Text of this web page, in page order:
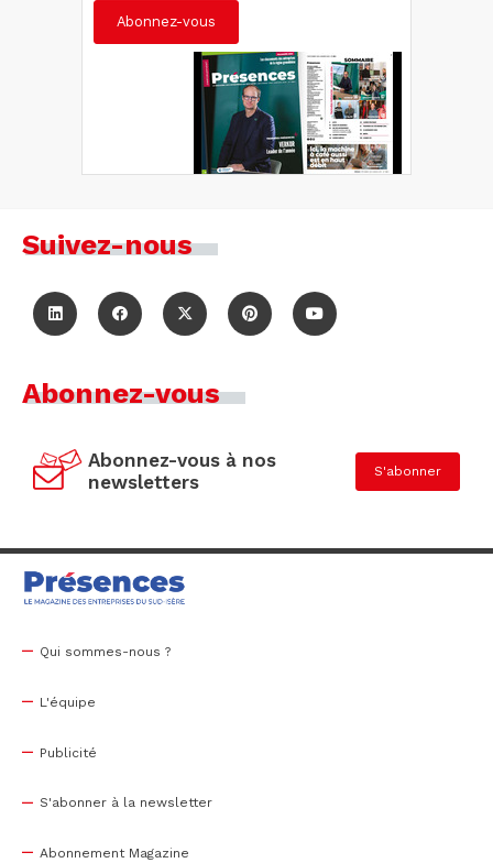
Abonnez-vous
Suivez-nous
Abonnez-vous
Abonnez-vous à nos
newsletters
S'abonner
Qui sommes-nous ?
L'équipe
Publicité
S'abonner à la newsletter
Abonnement Magazine